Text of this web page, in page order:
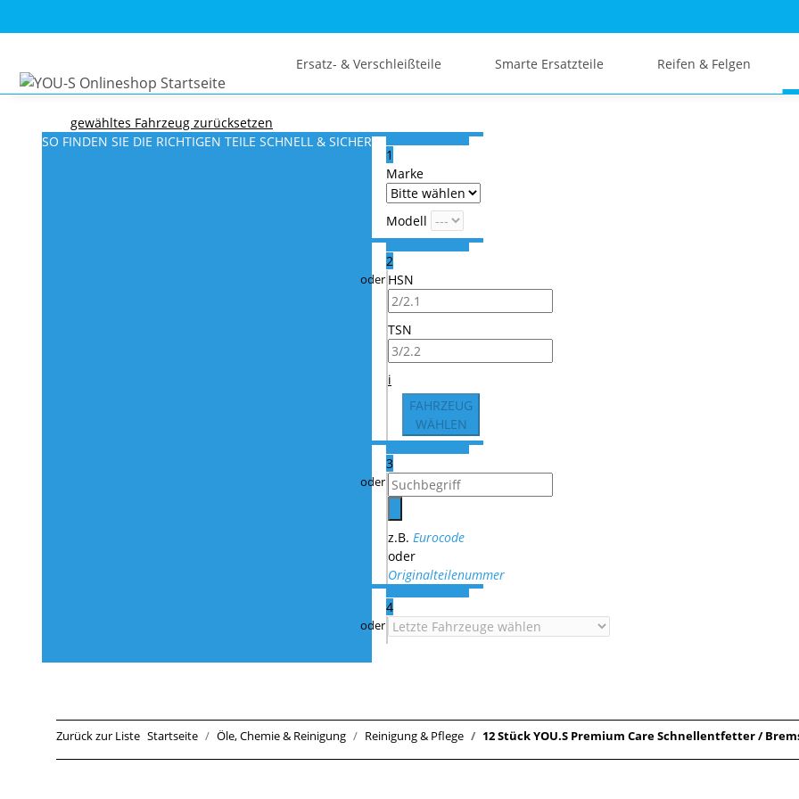
Ersatz- & Verschleißteile Smarte Ersatzteile Reifen & Felgen
gewähltes Fahrzeug zurücksetzen
SO FINDEN SIE DIE RICHTIGEN TEILE SCHNELL & SICHER
1
Marke
Modell
2
HSN
TSN
i
FAHRZEUG
WÄHLEN
3
z.B. Eurocode
oder
Originalteilenummer
4
Zurück zur Liste Startseite Öle, Chemie & Reinigung Reinigung & Pflege 12 Stück YOU.S Premium Care Schnellentfetter /